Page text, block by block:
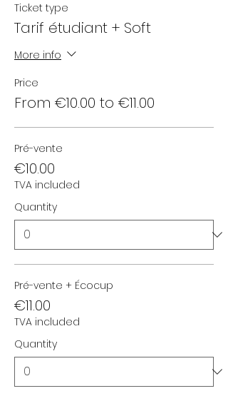
Ticket type
Tarif étudiant + Soft
More info
Price
From €10.00 to €11.00
Pré-vente
€10.00
TVA included
Quantity
Pré-vente + Écocup
€11.00
TVA included
Quantity